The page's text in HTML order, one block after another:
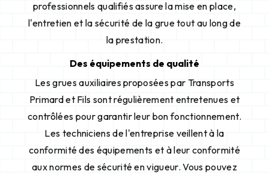
professionnels qualifiés assure la mise en place,
l'entretien et la sécurité de la grue tout au long de
la prestation.
Des équipements de qualité
Les grues auxiliaires proposées par Transports
Primard et Fils sont régulièrement entretenues et
contrôlées pour garantir leur bon fonctionnement.
Les techniciens de l'entreprise veillent à la
conformité des équipements et à leur conformité
aux normes de sécurité en vigueur. Vous pouvez